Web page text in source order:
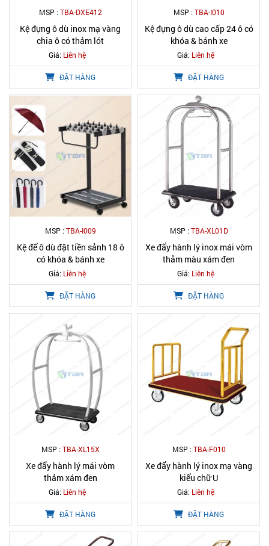
MSP :TBA-DXE412
Kệ đựng ô dù inox mạ vàng
chia ô có thảm lót
Giá: Liên hệ
ĐẶT HÀNG
MSP :TBA-I010
Kệ đựng ô dù cao cấp 24 ô có
khóa & bánh xe
Giá: Liên hệ
ĐẶT HÀNG
MSP :TBA-I009
Kệ để ô dù đặt tiền sảnh 18 ô
có khóa & bánh xe
Giá: Liên hệ
ĐẶT HÀNG
MSP :TBA-XL01D
Xe đẩy hành lý inox mái vòm
thảm màu xám đen
Giá: Liên hệ
ĐẶT HÀNG
MSP :TBA-XL15X
Xe đẩy hành lý mái vòm
thảm xám đen
Giá: Liên hệ
ĐẶT HÀNG
MSP :TBA-F010
Xe đẩy hành lý inox mạ vàng
kiểu chữ U
Giá: Liên hệ
ĐẶT HÀNG